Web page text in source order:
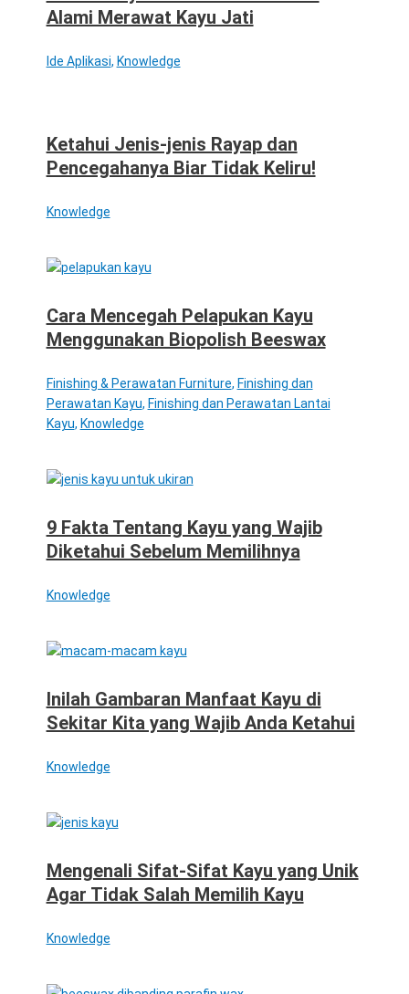
Alami Merawat Kayu Jati
Ide Aplikasi, Knowledge
Ketahui Jenis-jenis Rayap dan
Pencegahanya Biar Tidak Keliru!
Knowledge
Cara Mencegah Pelapukan Kayu
Menggunakan Biopolish Beeswax
Finishing & Perawatan Furniture, Finishing dan
Perawatan Kayu, Finishing dan Perawatan Lantai
Kayu, Knowledge
9 Fakta Tentang Kayu yang Wajib
Diketahui Sebelum Memilihnya
Knowledge
Inilah Gambaran Manfaat Kayu di
Sekitar Kita yang Wajib Anda Ketahui
Knowledge
Mengenali Sifat-Sifat Kayu yang Unik
Agar Tidak Salah Memilih Kayu
Knowledge